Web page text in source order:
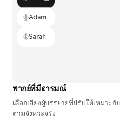
Adam
Sarah
พากย์ที่มีอารมณ์
เลือกเสียงผู้บรรยายที่ปรับให้เหมา
ตามจังหวะจริง